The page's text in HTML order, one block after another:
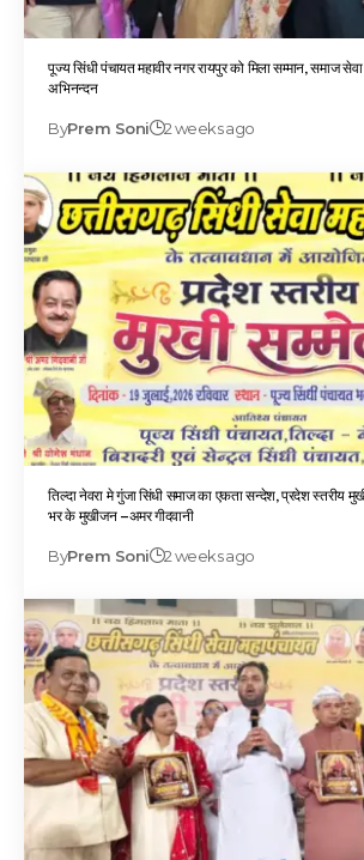
पूज्य सिंधी पंचायत महावीर नगर रायपुर को मिला सम्मान, समाज
अभिनन्दन
ByPrem Soni 2 weeks ago
तिल्दा नेवरा मे गुंजा सिंधी समाज का एकता सन्देश, प्रदेश स्तरीय
भर के मुखीजन –अमर गीदवानी
ByPrem Soni 2 weeks ago